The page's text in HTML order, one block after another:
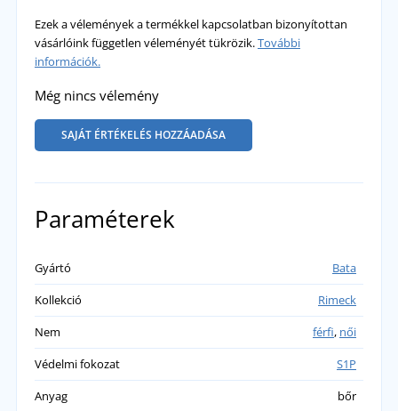
Ezek a vélemények a termékkel kapcsolatban bizonyítottan
vásárlóink független véleményét tükrözik.További
információk.
Még nincs vélemény
SAJÁT ÉRTÉKELÉS HOZZÁADÁSA
Paraméterek
Gyártó
Bata
Kollekció
Rimeck
Nem
férfi, női
Védelmi fokozat
S1P
Anyag
bőr